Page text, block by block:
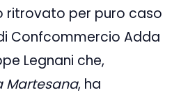
ritrovato per puro caso
Confcommercio Adda
Legnani che,
Martesana, ha